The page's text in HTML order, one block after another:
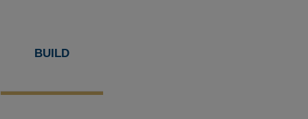
BUILD